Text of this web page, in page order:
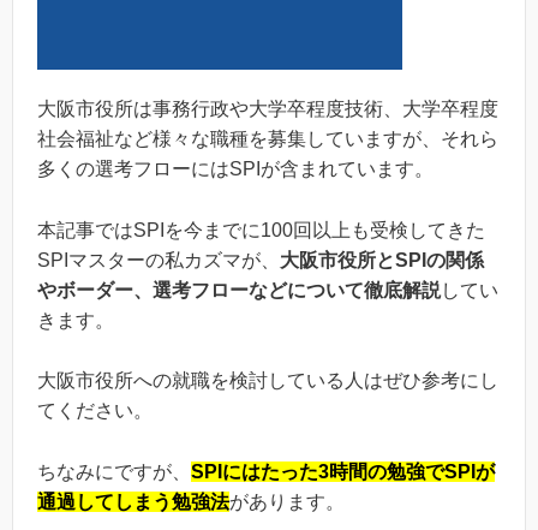
大阪市役所は事務行政や大学卒程度技術、大学卒程度
社会福祉など様々な職種を募集していますが、それら
多くの選考フローにはSPIが含まれています。
本記事ではSPIを今までに100回以上も受検してきた
SPIマスターの私カズマが、 大阪市役所とSPIの関係
やボーダー、選考フローなどについて徹底解説してい
きます。
大阪市役所への就職を検討している人はぜひ参考にし
てください。
ちなみにですが、 SPIにはたった3時間の勉強でSPIが
通過してしまう勉強法があります。